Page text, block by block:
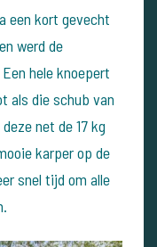
een kort gevecht
werd de
hele knoepert
als die schub van
net de 17 kg
karper op de
snel tijd om alle